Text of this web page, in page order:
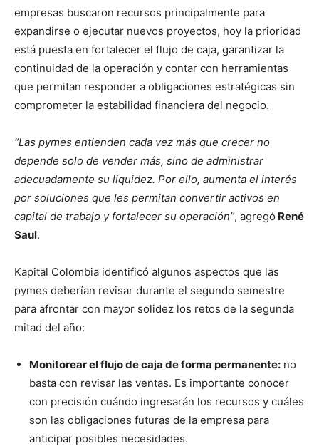
empresas buscaron recursos principalmente para
expandirse o ejecutar nuevos proyectos, hoy la prioridad
está puesta en fortalecer el flujo de caja, garantizar la
continuidad de la operación y contar con herramientas
que permitan responder a obligaciones estratégicas sin
comprometer la estabilidad financiera del negocio.
“Las pymes entienden cada vez más que crecer no
depende solo de vender más, sino de administrar
adecuadamente su liquidez. Por ello, aumenta el interés
por soluciones que les permitan convertir activos en
capital de trabajo y fortalecer su operación”, agregó René
Saul.
Kapital Colombia identificó algunos aspectos que las
pymes deberían revisar durante el segundo semestre
para afrontar con mayor solidez los retos de la segunda
mitad del año:
Monitorear el flujo de caja de forma permanente: no
basta con revisar las ventas. Es importante conocer
con precisión cuándo ingresarán los recursos y cuáles
son las obligaciones futuras de la empresa para
anticipar posibles necesidades.